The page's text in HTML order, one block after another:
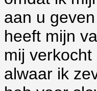
aan u
heeft mijn
mij
alwaar ik